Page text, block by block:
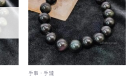
手串．手鏈